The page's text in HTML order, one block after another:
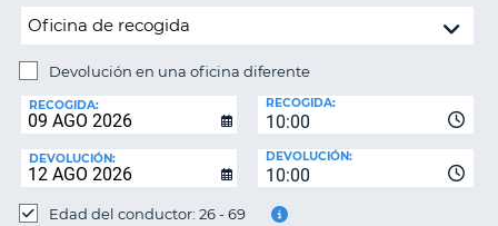
RESERVA
ESPAÑA
Devolución en una oficina diferente
DE
DEVOLUCIÓN:
RECOGIDA:
10:00
RECOGIDA:
DEVOLUCIÓN:
10:00
DEVOLUCIÓN:
Edad del conductor: 26 - 69